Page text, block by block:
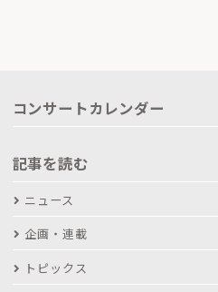
コンサートカレンダー
記事を読む
ニュース
企画・連載
トピックス